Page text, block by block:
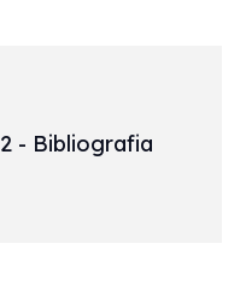
- Bibliografia